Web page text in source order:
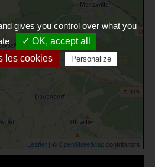
Leaflet| © OpenStreetMapcontributors
gives you control over what you
✓ OK, accept all
les cookies
Personalize